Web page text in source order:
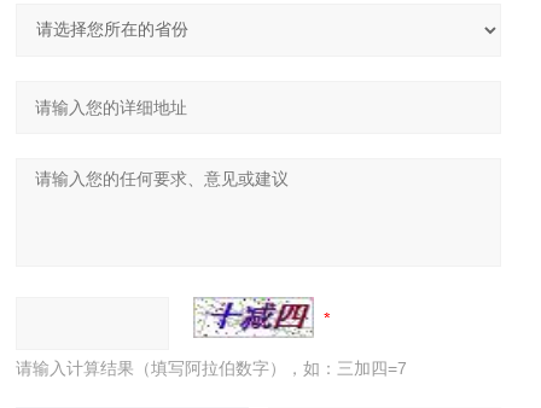
请输入计算结果（填写阿拉伯数字），如：三加四=7